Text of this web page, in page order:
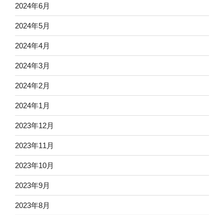
2024年6月
2024年5月
2024年4月
2024年3月
2024年2月
2024年1月
2023年12月
2023年11月
2023年10月
2023年9月
2023年8月